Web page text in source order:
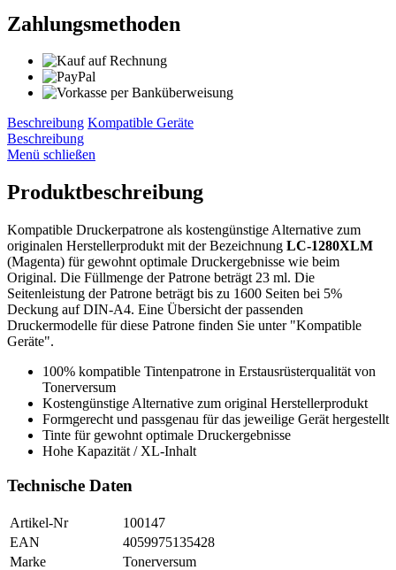
Zahlungsmethoden
Beschreibung Kompatible Geräte
Beschreibung
Menü schließen
Produktbeschreibung
Kompatible Druckerpatrone als kostengünstige Alternative zum
originalen Herstellerprodukt mit der Bezeichnung LC-1280XLM
(Magenta) für gewohnt optimale Druckergebnisse wie beim
Original. Die Füllmenge der Patrone beträgt 23 ml. Die
Seitenleistung der Patrone beträgt bis zu 1600 Seiten bei 5%
Deckung auf DIN-A4. Eine Übersicht der passenden
Druckermodelle für diese Patrone finden Sie unter "Kompatible
Geräte".
100% kompatible Tintenpatrone in Erstausrüsterqualität von
Tonerversum
Kostengünstige Alternative zum original Herstellerprodukt
Formgerecht und passgenau für das jeweilige Gerät hergestellt
Tinte für gewohnt optimale Druckergebnisse
Hohe Kapazität / XL-Inhalt
Technische Daten
Artikel-Nr
100147
EAN
4059975135428
Marke
Tonerversum